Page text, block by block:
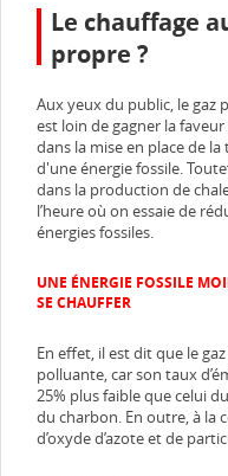
Le chauffage
propre ?
Aux yeux du public, le gaz
est loin de gagner la
dans la mise en place de
d'une énergie fossile.
dans la production de
l’heure où on essaie de
énergies fossiles.
UNE ÉNERGIE FOSSILE
SE CHAUFFER
En effet, il est dit que le
polluante, car son taux
25% plus faible que celui
du charbon. En outre, à la
d’oxyde d’azote et de